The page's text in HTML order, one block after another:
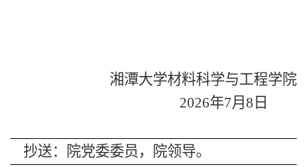
湘潭大学材料科学与工程学院
2026年7月8 日
抄送：院党委委员，院领导。